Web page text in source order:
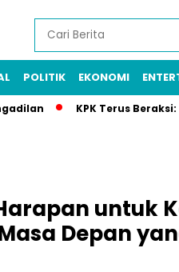
POLITIK EKONOMI
KPK Terus
untuk
Depan